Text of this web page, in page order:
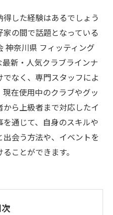
した経験はあるでしょう
の間で話題となっている
神奈川県 フィッティング
新・人気クラブラインナ
なく、専門スタッフによ
在使用中のクラブやグッ
ら上級者まで対応したイ
通じて、自身のスキルや
会う方法や、イベントを
ことができます。